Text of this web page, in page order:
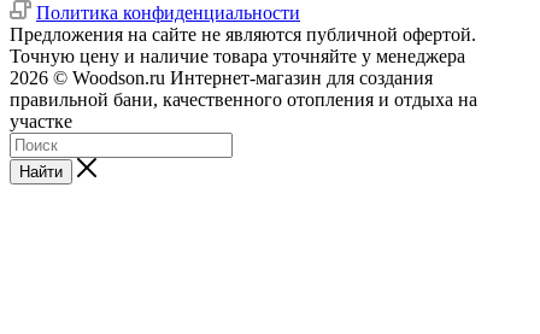
Политика конфиденциальности
Предложения на сайте не являются публичной офертой.
Точную цену и наличие товара уточняйте у менеджера
2026 © Woodson.ru Интернет-магазин для создания
правильной бани, качественного отопления и отдыха на
участке
Найти